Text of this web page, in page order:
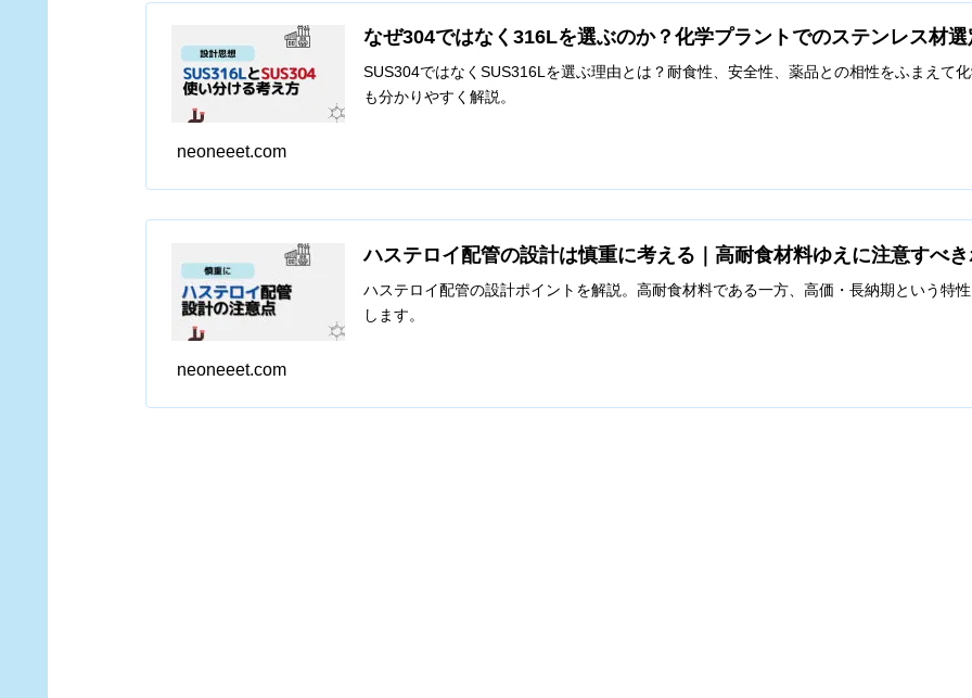
なぜ304ではなく316Lを選ぶのか？化学プラントでのステンレス材
SUS304ではなくSUS316Lを選ぶ理由とは？耐食性、安全性、薬品との相性をふまえて
も分かりやすく解説。
neoneeet.com
ハステロイ配管の設計は慎重に考える｜高耐食材料ゆえに注意すべ
ハステロイ配管の設計ポイントを解説。高耐食材料である一方、高価・長納期という特
します。
neoneeet.com